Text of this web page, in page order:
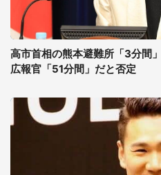
高市首相の熊本避難所「3分間
広報官「51分間」だと否定